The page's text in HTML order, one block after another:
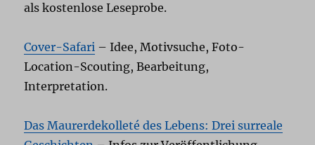
als kostenlose Leseprobe.
Cover-Safari – Idee, Motivsuche, Foto-
Location-Scouting, Bearbeitung,
Interpretation.
Das Maurerdekolleté des Lebens: Drei surreale